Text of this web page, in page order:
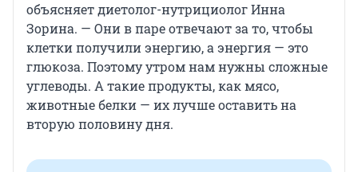
объясняет диетолог-нутрициолог Инна
Зорина. — Они в паре отвечают за то, чтобы
клетки получили энергию, а энергия — это
глюкоза. Поэтому утром нам нужны сложные
углеводы. А такие продукты, как мясо,
животные белки — их лучше оставить на
вторую половину дня.